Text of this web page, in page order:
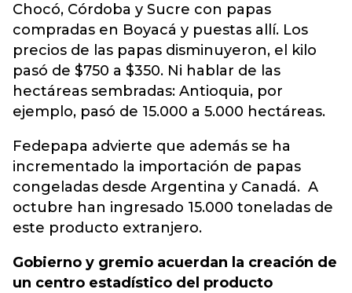
Chocó, Córdoba y Sucre con papas
compradas en Boyacá y puestas allí. Los
precios de las papas disminuyeron, el kilo
pasó de $750 a $350. Ni hablar de las
hectáreas sembradas: Antioquia, por
ejemplo, pasó de 15.000 a 5.000 hectáreas.
Fedepapa advierte que además se ha
incrementado la importación de papas
congeladas desde Argentina y Canadá. A
octubre han ingresado 15.000 toneladas de
este producto extranjero.
Gobierno y gremio acuerdan la creación de
un centro estadístico del producto